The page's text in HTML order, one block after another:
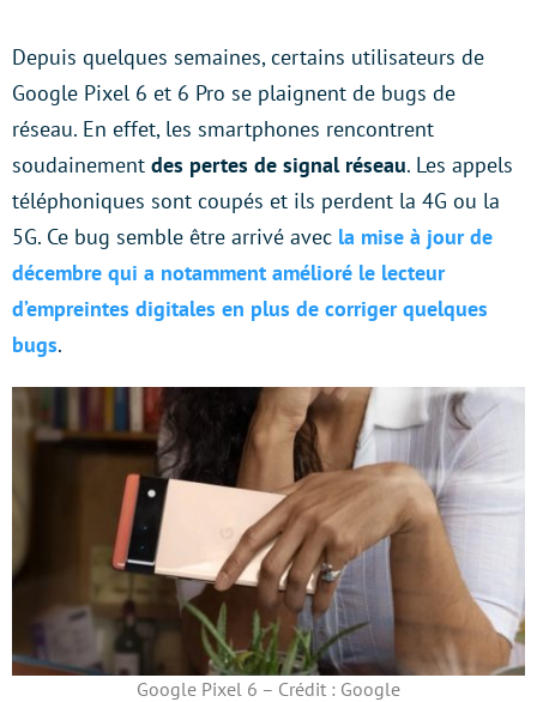
Depuis quelques semaines, certains utilisateurs de
Google Pixel 6 et 6 Pro se plaignent de bugs de
réseau. En effet, les smartphones rencontrent
soudainement des pertes de signal réseau. Les appels
téléphoniques sont coupés et ils perdent la 4G ou la
5G. Ce bug semble être arrivé avec la mise à jour de
décembre qui a notamment amélioré le lecteur
d’empreintes digitales en plus de corriger quelques
bugs.
Google Pixel 6 – Crédit : Google